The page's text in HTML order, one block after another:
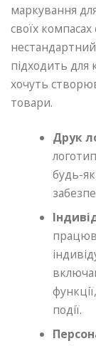
маркування
своїх
підходить для
хочуть
товари.
Друк
будь-
події.